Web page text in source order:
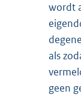
wordt
als
geen